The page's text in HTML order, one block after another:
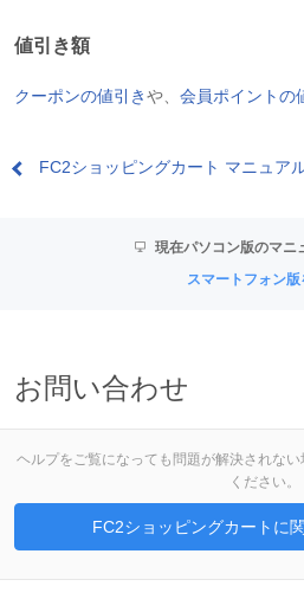
値引き額
クーポンの値引きや、 会員ポイントの
FC2ショッピングカート マニュア
現在パソコン版のマニ
スマートフォン版
お問い合わせ
ヘルプをご覧になっても問題が解決されな
ください。
FC2ショッピングカートに